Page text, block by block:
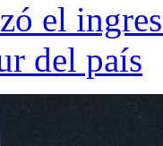
el
del país